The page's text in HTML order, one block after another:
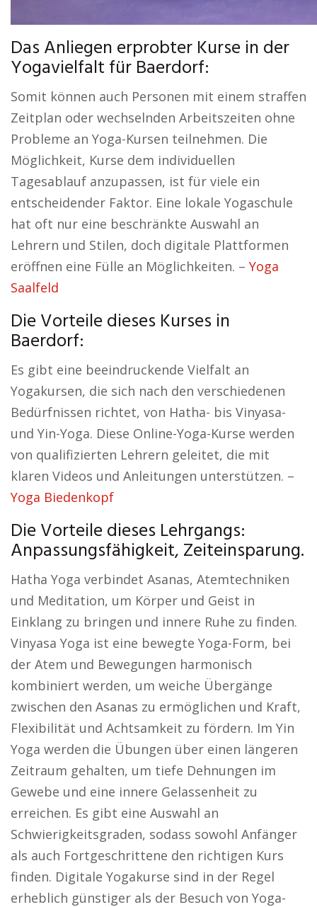
Das Anliegen erprobter Kurse in der
Yogavielfalt für Baerdorf:
Somit können auch Personen mit einem straffen
Zeitplan oder wechselnden Arbeitszeiten ohne
Probleme an Yoga-Kursen teilnehmen. Die
Möglichkeit, Kurse dem individuellen
Tagesablauf anzupassen, ist für viele ein
entscheidender Faktor. Eine lokale Yogaschule
hat oft nur eine beschränkte Auswahl an
Lehrern und Stilen, doch digitale Plattformen
eröffnen eine Fülle an Möglichkeiten. – Yoga
Saalfeld
Die Vorteile dieses Kurses in
Baerdorf:
Es gibt eine beeindruckende Vielfalt an
Yogakursen, die sich nach den verschiedenen
Bedürfnissen richtet, von Hatha- bis Vinyasa-
und Yin-Yoga. Diese Online-Yoga-Kurse werden
von qualifizierten Lehrern geleitet, die mit
klaren Videos und Anleitungen unterstützen. –
Yoga Biedenkopf
Die Vorteile dieses Lehrgangs:
Anpassungsfähigkeit, Zeiteinsparung.
Hatha Yoga verbindet Asanas, Atemtechniken
und Meditation, um Körper und Geist in
Einklang zu bringen und innere Ruhe zu finden.
Vinyasa Yoga ist eine bewegte Yoga-Form, bei
der Atem und Bewegungen harmonisch
kombiniert werden, um weiche Übergänge
zwischen den Asanas zu ermöglichen und Kraft,
Flexibilität und Achtsamkeit zu fördern. Im Yin
Yoga werden die Übungen über einen längeren
Zeitraum gehalten, um tiefe Dehnungen im
Gewebe und eine innere Gelassenheit zu
erreichen. Es gibt eine Auswahl an
Schwierigkeitsgraden, sodass sowohl Anfänger
als auch Fortgeschrittene den richtigen Kurs
finden. Digitale Yogakurse sind in der Regel
erheblich günstiger als der Besuch von Yoga-